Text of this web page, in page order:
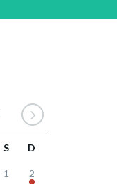
S D
1 2